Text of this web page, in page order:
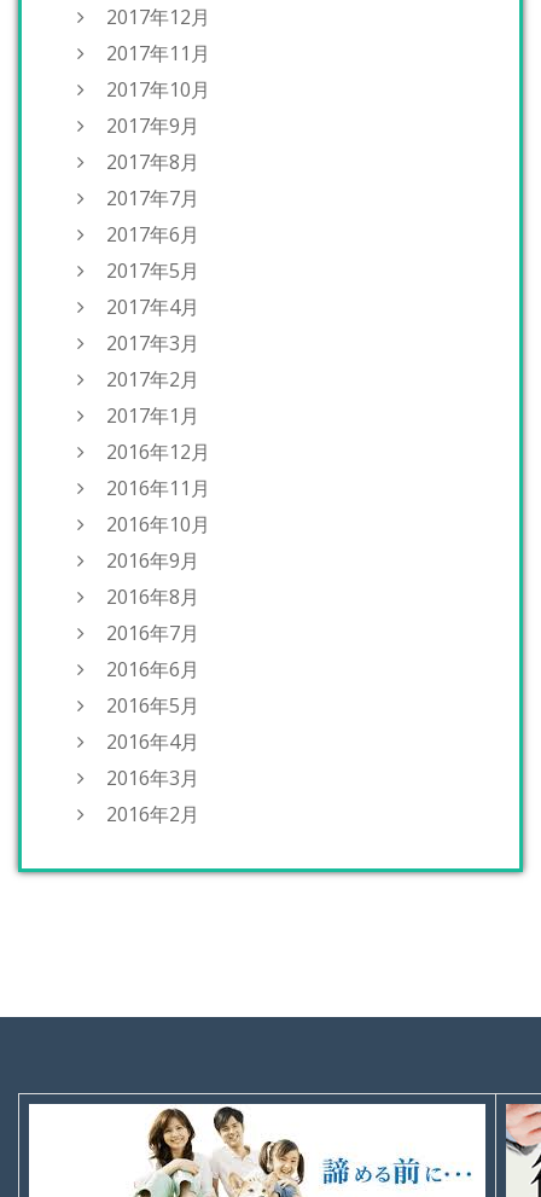
2017年12月
2017年11月
2017年10月
2017年9月
2017年8月
2017年7月
2017年6月
2017年5月
2017年4月
2017年3月
2017年2月
2017年1月
2016年12月
2016年11月
2016年10月
2016年9月
2016年8月
2016年7月
2016年6月
2016年5月
2016年4月
2016年3月
2016年2月